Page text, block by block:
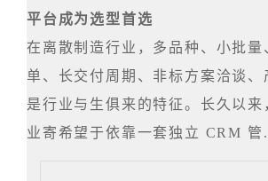
平台成为选型首选
在离散制造行业，多品种、小批量
单、长交付周期、非标方案洽谈、
是行业与生俱来的特征。长久以来
业寄希望于依靠一套独立 CRM